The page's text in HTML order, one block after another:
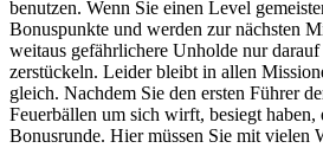
benutzen. Wenn Sie einen Level
Bonuspunkte und werden zur nächsten
weitaus gefährlichere Unholde nur
zerstückeln. Leider bleibt in allen
gleich. Nachdem Sie den ersten Führer
Feuerbällen um sich wirft, besiegt haben,
Bonusrunde. Hier müssen Sie mit vielen